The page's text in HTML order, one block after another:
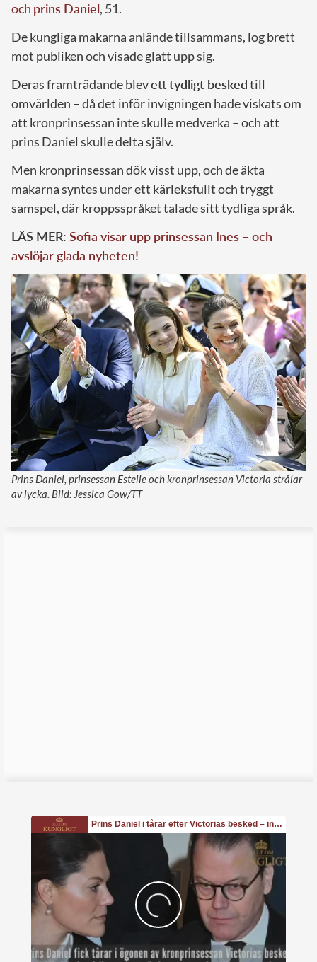
och prins Daniel, 51.
De kungliga makarna anlände tillsammans, log brett
mot publiken och visade glatt upp sig.
Deras framträdande blevett tydligt beskedtill
omvärlden – då det inför invigningen hade viskats om
att kronprinsessan inte skulle medverka – och att
prins Daniel skulle delta själv.
Men kronprinsessan dök visst upp, och de äkta
makarna syntes under ett kärleksfullt och tryggt
samspel, där kroppsspråket talade sitt tydliga språk.
LÄS MER: Sofia visar upp prinsessan Ines – och
avslöjar glada nyheten!
Prins Daniel, prinsessan Estelle och kronprinsessan Victoria strålar
av lycka. Bild: Jessica Gow/TT